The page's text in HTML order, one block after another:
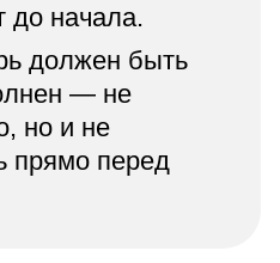
до начала.
должен быть
— не
но и не
прямо перед